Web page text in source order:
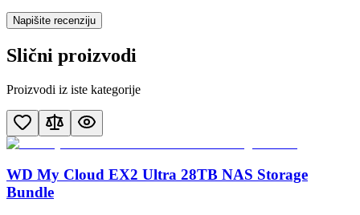
Napišite recenziju
Slični proizvodi
Proizvodi iz iste kategorije
WD My Cloud EX2 Ultra 28TB NAS Storage
Bundle